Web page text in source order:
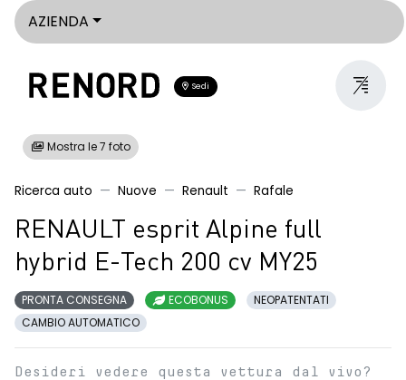
AZIENDA
Sedi
Mostra le 7 foto
Ricerca auto Nuove Renault Rafale
RENAULT esprit Alpine full
hybrid E-Tech 200 cv MY25
PRONTA CONSEGNA ECOBONUS
NEOPATENTATI
CAMBIO AUTOMATICO
Desideri vedere questa vettura dal vivo?